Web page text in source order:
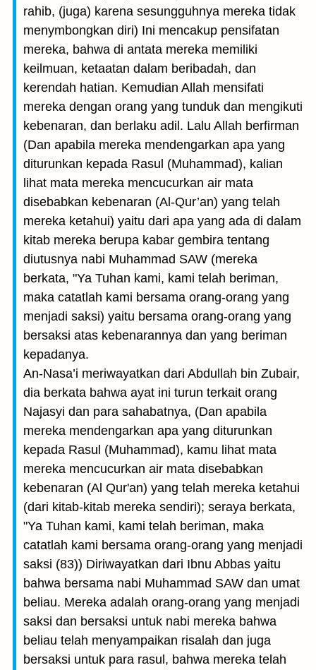
rahib, (juga) karena sesungguhnya mereka tidak
menymbongkan diri) Ini mencakup pensifatan
mereka, bahwa di antata mereka memiliki
keilmuan, ketaatan dalam beribadah, dan
kerendah hatian. Kemudian Allah mensifati
mereka dengan orang yang tunduk dan mengikuti
kebenaran, dan berlaku adil. Lalu Allah berfirman
(Dan apabila mereka mendengarkan apa yang
diturunkan kepada Rasul (Muhammad), kalian
lihat mata mereka mencucurkan air mata
disebabkan kebenaran (Al-Qur’an) yang telah
mereka ketahui) yaitu dari apa yang ada di dalam
kitab mereka berupa kabar gembira tentang
diutusnya nabi Muhammad SAW (mereka
berkata, "Ya Tuhan kami, kami telah beriman,
maka catatlah kami bersama orang-orang yang
menjadi saksi) yaitu bersama orang-orang yang
bersaksi atas kebenarannya dan yang beriman
kepadanya.
An-Nasa’i meriwayatkan dari Abdullah bin Zubair,
dia berkata bahwa ayat ini turun terkait orang
Najasyi dan para sahabatnya, (Dan apabila
mereka mendengarkan apa yang diturunkan
kepada Rasul (Muhammad), kamu lihat mata
mereka mencucurkan air mata disebabkan
kebenaran (Al Qur'an) yang telah mereka ketahui
(dari kitab-kitab mereka sendiri); seraya berkata,
"Ya Tuhan kami, kami telah beriman, maka
catatlah kami bersama orang-orang yang menjadi
saksi (83)) Diriwayatkan dari Ibnu Abbas yaitu
bahwa bersama nabi Muhammad SAW dan umat
beliau. Mereka adalah orang-orang yang menjadi
saksi dan bersaksi untuk nabi mereka bahwa
beliau telah menyampaikan risalah dan juga
bersaksi untuk para rasul, bahwa mereka telah